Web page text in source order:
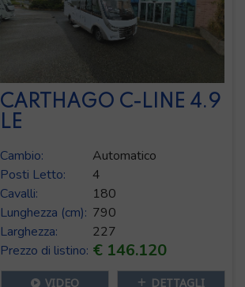
CARTHAGO C-LINE 4.9
LE
Cambio:
Automatico
Posti Letto:
4
Cavalli:
180
Lunghezza (cm): 790
Larghezza:
227
Prezzo di listino: € 146.120
DETTAGLI
VIDEO